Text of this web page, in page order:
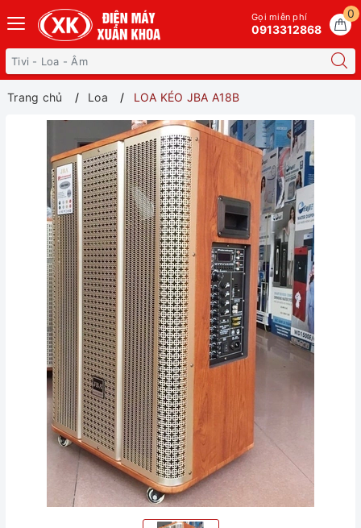
0
Gọi miễn phí
0913312868
Trang chủ Loa LOA KÉO JBA A18B